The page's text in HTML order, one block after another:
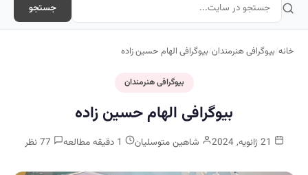
جستجو
خانه/بیوگرافی هنرمندان/بیوگرافی الهام حسین زاده
بیوگرافی هنرمندان
بیوگرافی الهام حسین زاده
شاهین متوسلیان